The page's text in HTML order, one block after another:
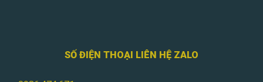
SỐ ĐIỆN THOẠI LIÊN HỆ ZALO